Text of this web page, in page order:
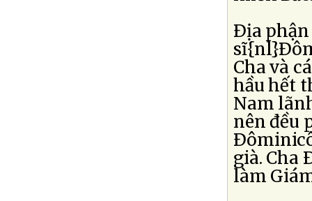
Ðịa
Cha và
hầu hết
Nam
nên đều
già. Cha
làm